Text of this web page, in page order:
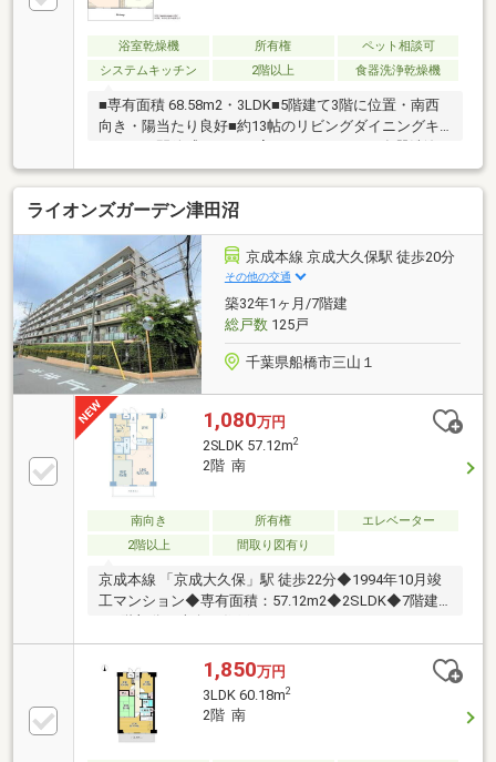
浴室乾燥機 所有権
ペット相談可
システムキッチン
2階以上 食器洗浄乾燥機
■専有面積 68.58m2・3LDK■5階建て3階に位置・南西
向き・陽当たり良好■約13帖のリビングダイニングキ
乾燥機 毎日の後片付けを効率よくサポートする 食
器洗浄乾燥機を備えています■追い焚き機能付きバ
ス 追い焚き機能でいつでも快適な入浴ができます■
大切なペットと一緒に暮らせます（規約による細則
有）■管理は安心の、管理会社に全部委託 京葉ビル
サービス(株)
ライオンズガーデン津田沼
京成本線 京成大久保駅 徒歩20分
その他の交通
築32年1ヶ月/7階建
総戸数125戸
千葉県船橋市三山１
1,080万円
2SLDK 57.12m2
2階 南
南向き 所有権
エレベーター
2階以上
間取り図有り
京成本線 「京成大久保」駅 徒歩22分◆1994年10月竣
工マンション◆専有面積：57.12m2◆2SLDK◆7階建
1,850万円
3LDK 60.18m2
2階 南